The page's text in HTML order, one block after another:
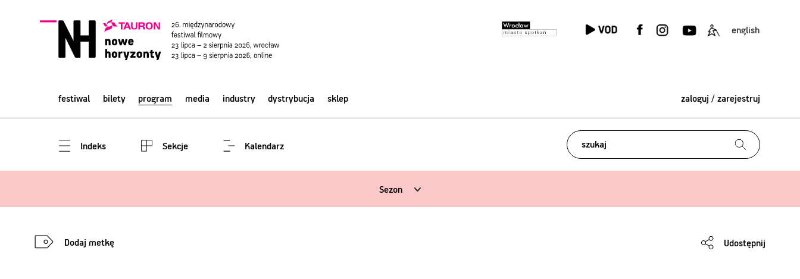
english
festiwal bilety program media industry dystrybucja sklep zaloguj / zarejestruj
Indeks Sekcje Kalendarz
Sezon
Dodaj metkę Udostępnij